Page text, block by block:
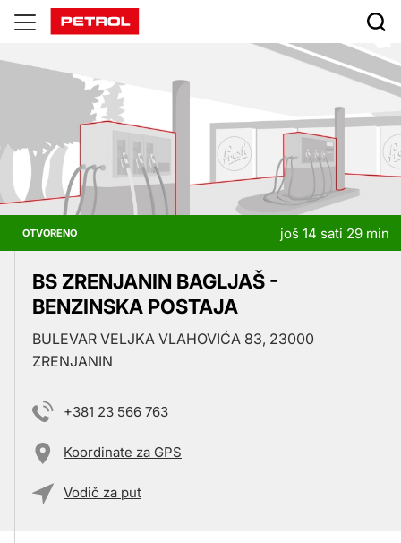
Prodajna
mjesta
OTVORENO još 14 sati 29 min
BS ZRENJANIN BAGLJAŠ -
BENZINSKA POSTAJA
BULEVAR VELJKA VLAHOVIĆA 83, 23000
ZRENJANIN
+381 23 566 763
Koordinate za GPS
Vodič za put